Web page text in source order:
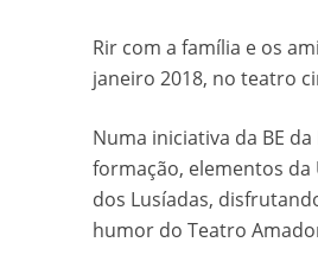
Rir com a família e os
janeiro 2018, no teatro
Numa iniciativa da BE
formação, elementos
dos Lusíadas,
humor do Teatro